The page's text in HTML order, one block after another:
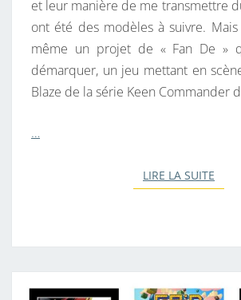
et leur manière de me transmettre
ont été des modèles à suivre.
même un projet de « Fan De »
démarquer, un jeu mettant en
Blaze de la série Keen Commander
…
LIRE LA SUITE